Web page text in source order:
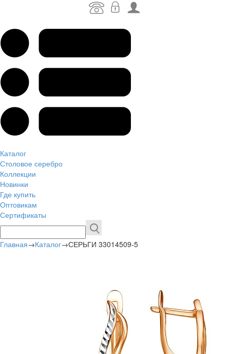
Каталог
Столовое серебро
Коллекции
Новинки
Где купить
Оптовикам
Сертификаты
Главная→Каталог→СЕРЬГИ 33014509-5